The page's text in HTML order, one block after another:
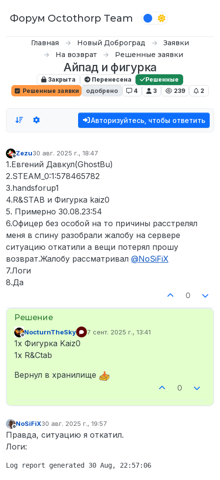
Форум Octothorp Team
Главная Новый Доброград
Заявки
На возврат
Решенные заявки
Айпад и фигурка
Закрыта Перенесена
Решенные
Решенные заявки
одобрено 4 3 239 2
Авторизуйтесь, чтобы ответить
Не в сети
Zezu30 авг. 2025 г., 18:47
отредактировано
1.Евгений Давкул(GhostBu)
2.STEAM_0:1:578465782
3.handsforup1
4.R&STAB и Фигурка kaiz0
5. Примерно 30.08.23:54
6.Офицер без особой на то причины расстрелял
меня в спину разобрали жалобу на сервере
ситуацию откатили а вещи потерял прошу
возврат.Жалобу рассматривал @NoSiFiX
7.Логи
8.Да
0
Не в сети
NocturnTheSky 7 сент. 2025 г., 13:41
отредактировано
1х Фигурка Kaiz0
1x R&Ctab
Вернул в хранилище
0
NoSiFiX30 авг. 2025 г., 19:57
отредактировано
Правда, ситуацию я откатил.
Логи:
Log report generated 30 Aug, 22:57:06